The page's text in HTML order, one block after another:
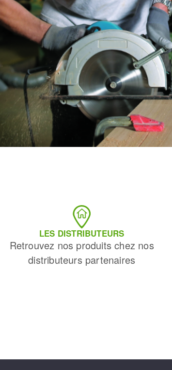
LES DISTRIBUTEURS
Retrouvez nos produits chez nos
distributeurs partenaires